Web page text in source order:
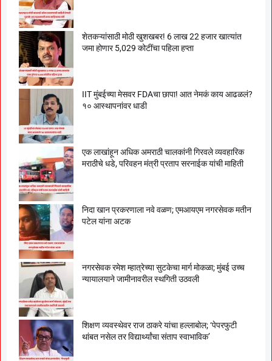
शेतकऱ्यांसाठी मोठी खुशखबर! 6 लाख 22 हजार खात्यांत
जमा होणार 5,029 कोटींचा पहिला हप्ता
IIT मुंबईच्या मेसवर FDAचा छापा! आत नेमकं काय आढळलं?
१० आस्थापनांवर धाडी
एक लाखांहून अधिक अमराठी चालकांनी गिरवले व्यवहारिक
मराठीचे धडे, परिवहन मंत्री प्रताप सरनाईक यांची माहिती
निदा खान प्रकरणाला नवे वळण; एमआयएम नगरसेवक मतीन
पटेल यांना अटक
नगरसेवक रमेश म्हात्रेच्या सुटकेचा मार्ग मोकळा; मुंबई उच्च
न्यायालयाने जामीनावरील स्थगिती उठवली
शिक्षण व्यवस्थेवर राज ठाकरे यांचा हल्लाबोल; ‘पेपरफुटी
थांबत नसेल तर विद्यार्थ्यांचा संताप स्वाभाविक’